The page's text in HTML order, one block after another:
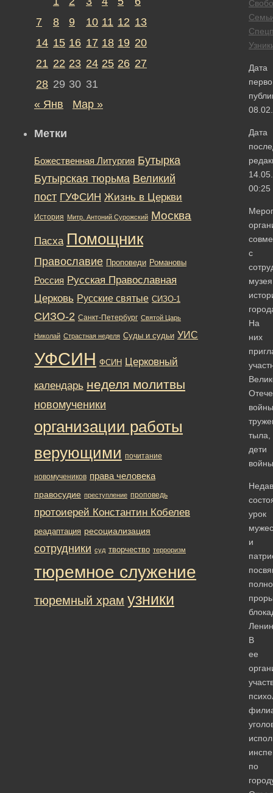
Дата
Дата
00:25
с
музея
На
них
тыла,
дети
урок
и
В
ее
по
7
8 9 10 11 12 13
14 15 16 17 18 19 20
21 22 23 24 25 26 27
28 29 30 31
« Янв
Мар »
Метки
Божественная Литургия Бутырка
Бутырская тюрьма Великий
пост ГУФСИН Жизнь в Церкви
История Митр. Антоний Сурожский Москва
Пасха Помощник
Православие Проповеди Романовы
Россия Русская Православная
Церковь Русские святые СИЗО-1
СИЗО-2 Санкт-Петербург Святой Царь
Николай Страстная неделя Суды и судьи УИС
УФСИН ФСИН Церковный
календарь неделя молитвы
новомученики
организации работы
верующими почитание
новомучеников права человека
правосудие преступление проповедь
протоиерей Константин Кобелев
реадаптация ресоциализация
сотрудники суд творчество терроризм
тюремное служение
тюремный храм узники